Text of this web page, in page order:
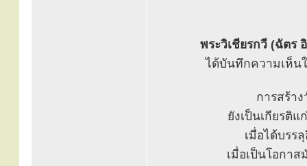
พระวิเชียรกวี (ฉัต
ได้บันทึกความเห็น
การสร้า
ยังเป็นเกียรติ
เมื่อได้บรร
เมื่อเป็นโอกา